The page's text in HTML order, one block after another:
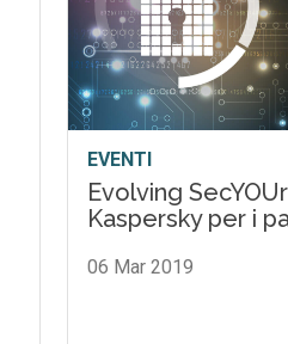
EVENTI
Evolving
Kaspersky per i
06 Mar 2019